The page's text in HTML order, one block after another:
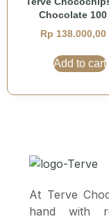
Chocolate 100
Rp 138.000,00
Add to cart
At Terve
hand with